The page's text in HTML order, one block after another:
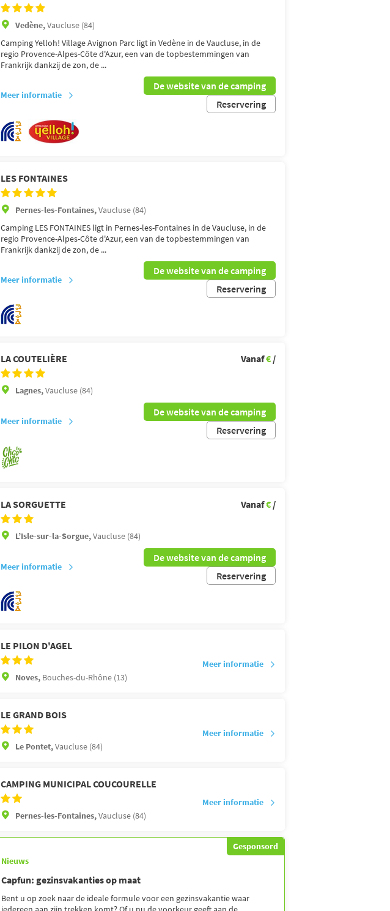
Vedène,Vaucluse (84)
Camping Yelloh! Village Avignon Parc ligt in Vedène in de Vaucluse, in de
regio Provence-Alpes-Côte d'Azur, een van de topbestemmingen van
Frankrijk dankzij de zon, de ...
Meer informatie
De website van de camping
Reservering
LES FONTAINES
Pernes-les-Fontaines,Vaucluse (84)
Camping LES FONTAINES ligt in Pernes-les-Fontaines in de Vaucluse, in de
regio Provence-Alpes-Côte d'Azur, een van de topbestemmingen van
Frankrijk dankzij de zon, de ...
Meer informatie
De website van de camping
Reservering
Vanaf€ /
LA COUTELIÈRE
Lagnes,Vaucluse (84)
Meer informatie
De website van de camping
Reservering
Vanaf€ /
LA SORGUETTE
L’Isle-sur-la-Sorgue,Vaucluse (84)
Meer informatie
De website van de camping
Reservering
LE PILON D'AGEL
Noves, Bouches-du-Rhône (13)
Meer informatie
LE GRAND BOIS
Le Pontet,Vaucluse (84)
Meer informatie
CAMPING MUNICIPAL COUCOURELLE
Pernes-les-Fontaines,Vaucluse (84)
Meer informatie
Gesponsord
Nieuws
Capfun: gezinsvakanties op maat
Bent u op zoek naar de ideale formule voor een gezinsvakantie waar